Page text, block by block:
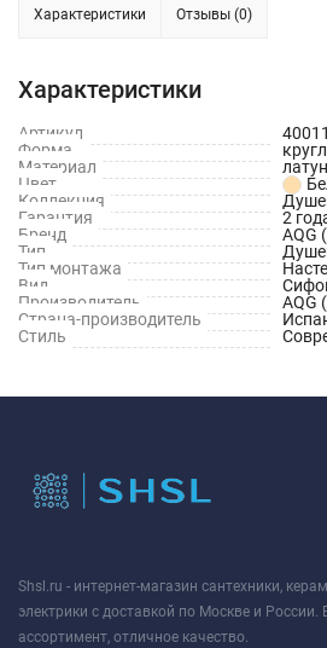
Характеристики Отзывы (0)
Характеристики
Артикул
Форма
Материал
Цвет
Коллекция
Гарантия
2
Бренд
AQG
Тип
Тип монтажа
Вид
Производитель
AQG
Страна-производитель
Стиль
Shsl.ru - интернет-магазин сантехники,
электрики с доставкой по Москве и
ассортимент, отличное качество.